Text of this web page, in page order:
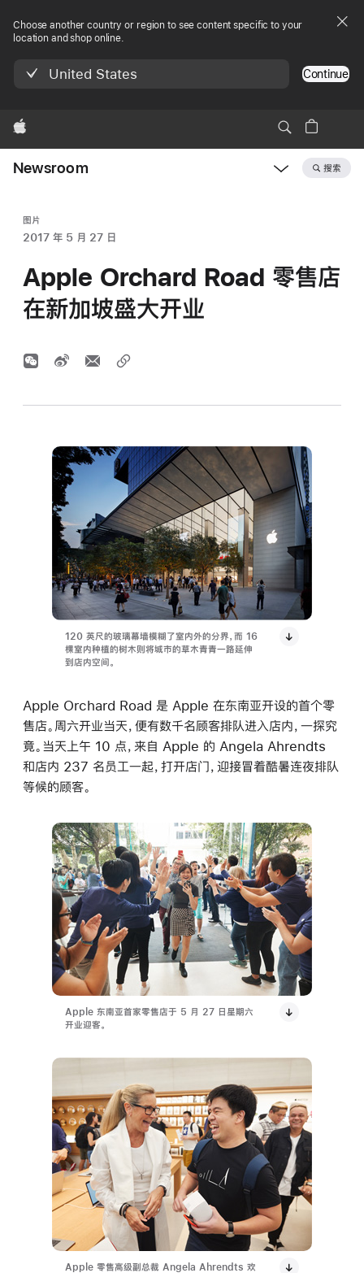
Choose another country or region to see content specific to your
location and shop online.
United States Continue
Apple
Newsroom 搜索
图片
2017 年 5 月 27 日
Apple Orchard Road 零售店
在新加坡盛大开业
120 英尺的玻璃幕墙模糊了室内外的分界，而 16
棵室内种植的树木则将城市的草木青青一路延伸
到店内空间。
Apple Orchard Road 是 Apple 在东南亚开设的首个零
售店。周六开业当天，便有数千名顾客排队进入店内，一探究
竟。当天上午 10 点，来自 Apple 的 Angela Ahrendts
和店内 237 名员工一起，打开店门，迎接冒着酷暑连夜排队
等候的顾客。
Apple 东南亚首家零售店于 5 月 27 日星期六
开业迎客。
Apple 零售高级副总裁 Angela Ahrendts 欢